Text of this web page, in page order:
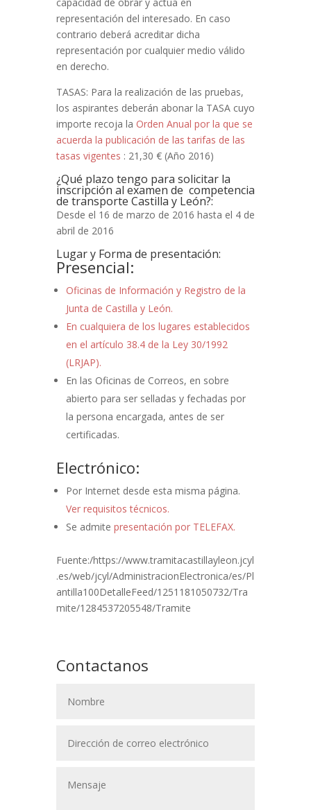
representación del interesado. En caso
contrario deberá acreditar dicha
representación por cualquier medio válido
en derecho.
TASAS: Para la realización de las pruebas,
los aspirantes deberán abonar la TASA cuyo
importe recoja la Orden Anual por la que se
acuerda la publicación de las tarifas de las
tasas vigentes : 21,30 € (Año 2016)
¿Qué plazo tengo para solicitar la
inscripción al examen de competencia
de transporte Castilla y León?:
Desde el 16 de marzo de 2016 hasta el 4 de
abril de 2016
Lugar y Forma de presentación:
Presencial:
Oficinas de Información y Registro de la
Junta de Castilla y León.
En cualquiera de los lugares establecidos
en el artículo 38.4 de la Ley 30/1992
(LRJAP).
En las Oficinas de Correos, en sobre
abierto para ser selladas y fechadas por
la persona encargada, antes de ser
certificadas.
Electrónico:
Por Internet desde esta misma página.
Ver requisitos técnicos.
Se admite presentación por TELEFAX.
Fuente:/https://www.tramitacastillayleon.jcyl
.es/web/jcyl/AdministracionElectronica/es/Pl
antilla100DetalleFeed/1251181050732/Tra
mite/1284537205548/Tramite
Contactanos